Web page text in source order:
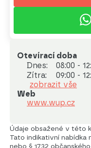
Otevírací doba
Dnes:
08:00 -
Zítra:
09:00 -
zobrazit vše
Web
www.wup.cz
Údaje obsažené v této
Tato indikativní nabídka
nebo § 1732